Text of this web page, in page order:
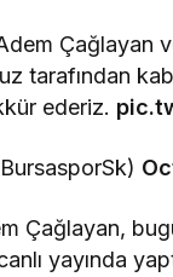
Çağlayan
tarafından
ederiz.
Çağlayan,
yayında
Tabiri
Rüyada Ahududu